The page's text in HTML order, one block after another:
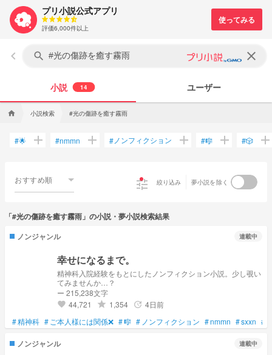
プリ小説公式アプリ
評価6,000件以上
keyboard_arrow_left search clear
小説 14 ユーザー
home 小説検索 #光の傷跡を癒す霧雨
#🌟 add #nmmn add # ノンフィクション add #🎼 add #🎲 add
おすすめ順 tune 絞り込み 夢小説を除く
「#光の傷跡を癒す霧雨」の小説・夢小説検索結果
ノンジャンル
連載中
幸せになるまで。
精神科入院経験をもとにしたノンフィクション小説。少し覗い
てみませんか…？
ー 215,238文字
favorite 44,721 grade 1,354 update 4日前
#精神科 # ご本人様には関係❌ #🎼 # ノンフィクション #nmmn #sxxn #
ノンジャンル 連載中